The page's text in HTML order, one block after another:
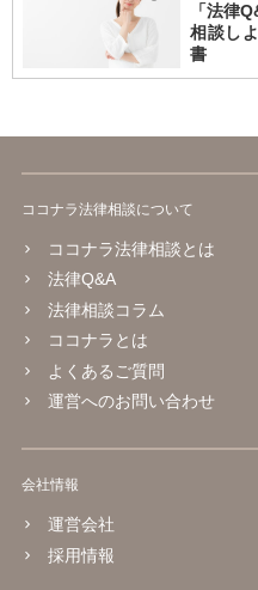
「法律
相談し
書
ココナラ法律相談について
ココナラ法律相談とは
法律Q&A
法律相談コラム
ココナラとは
よくあるご質問
運営へのお問い合わせ
会社情報
運営会社
採用情報